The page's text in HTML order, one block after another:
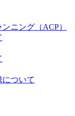
ニング（ACP）
ついて